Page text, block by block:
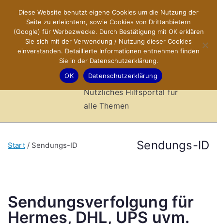
springen
X-Sites.de
–
Hilfsportal
Nützliches Hilfsportal für
alle Themen
Sendungs-ID
Start Sendungs-ID
Sendungsverfolgung für
Hermes, DHL, UPS uvm.
Diese Website benutzt eigene Cookies um die Nutzung der
Seite zu erleichtern, sowie Cookies von Drittanbietern
(Google) für Werbezwecke. Durch Bestätigung mit OK erklären
Sie sich mit der Verwendung / Nutzung dieser Cookies
einverstanden. Detaillierte Informationen entnehmen finden
Sie in der Datenschutzerklärung.
OK
Datenschutzerklärung